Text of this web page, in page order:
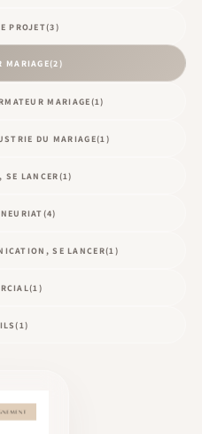
PROJET(3)
MARIAGE(2)
MARIAGE(1)
DU MARIAGE(1)
SE LANCER(1)
(4)
SE LANCER(1)
(1)
(1)